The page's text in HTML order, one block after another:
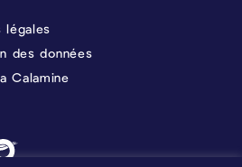
DONNÉES, MENTIONS
légales
des données
Calamine